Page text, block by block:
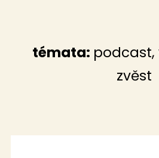
témata: podcast,
zvěst